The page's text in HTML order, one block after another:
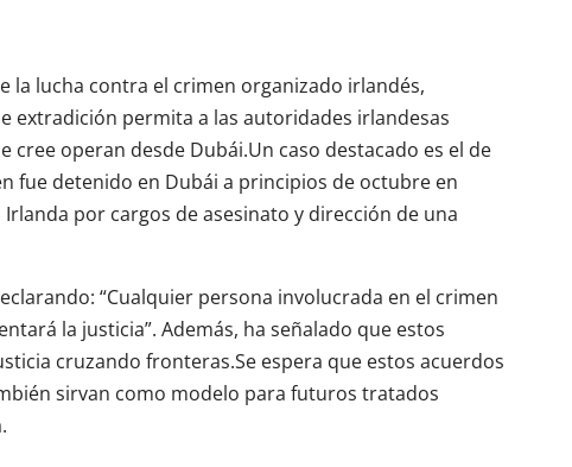
la lucha contra el crimen organizado irlandés,
extradición permita a las autoridades irlandesas
operan desde Dubái.Un caso destacado es el de
fue detenido en Dubái a principios de octubre en
por cargos de asesinato y dirección de una
“Cualquier persona involucrada en el crimen
la justicia”. Además, ha señalado que estos
cruzando fronteras.Se espera que estos acuerdos
sirvan como modelo para futuros tratados